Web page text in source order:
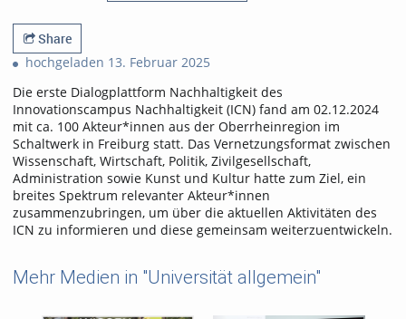
views
favorites
Share
hochgeladen 13. Februar 2025
Die erste Dialogplattform Nachhaltigkeit des
Innovationscampus Nachhaltigkeit (ICN) fand am 02.12.2024
mit ca. 100 Akteur*innen aus der Oberrheinregion im
Schaltwerk in Freiburg statt. Das Vernetzungsformat zwischen
Wissenschaft, Wirtschaft, Politik, Zivilgesellschaft,
Administration sowie Kunst und Kultur hatte zum Ziel, ein
breites Spektrum relevanter Akteur*innen
zusammenzubringen, um über die aktuellen Aktivitäten des
ICN zu informieren und diese gemeinsam weiterzuentwickeln.
Mehr Medien in "Universität allgemein"